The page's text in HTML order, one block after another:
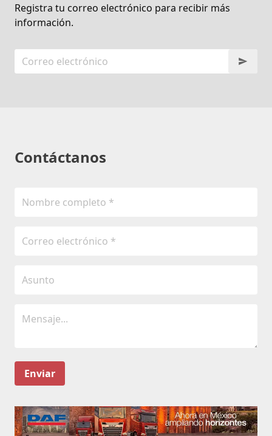
Registra tu correo electrónico para recibir más
información.
Contáctanos
Enviar
Oficinas Revista Transportes y Turismo